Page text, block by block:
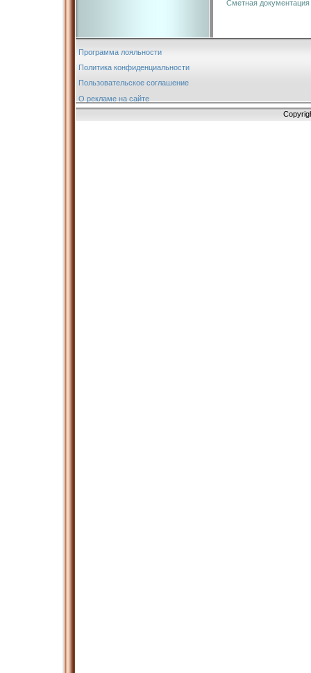
Сметная документация
Программа лояльности
Политика конфиденциальности
Пользовательское соглашение
О рекламе на сайте